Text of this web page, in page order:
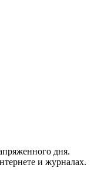
дня.
и журналах.